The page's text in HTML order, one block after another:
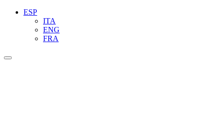
ESP
ITA
ENG
FRA